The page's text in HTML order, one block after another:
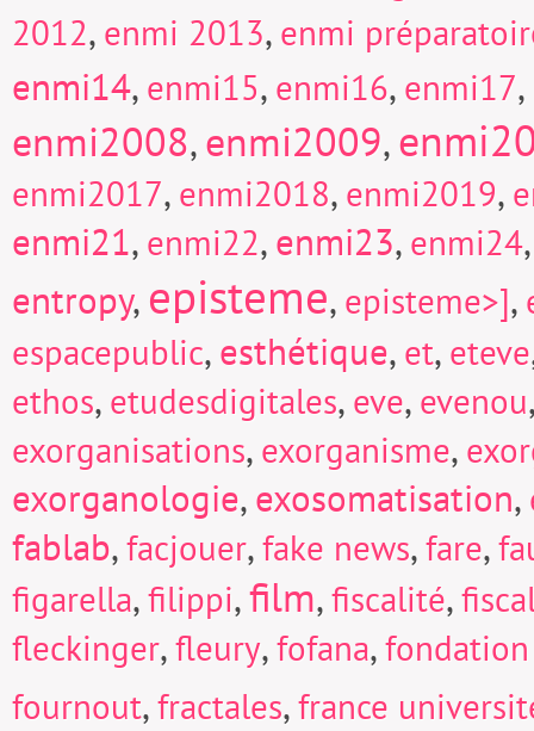
2012, enmi 2013, enmi
enmi14, enmi15, enmi16, enmi17,
enmi2008,enmi2009,
enmi2017, enmi2018, enmi2019,
enmi21, enmi22,enmi23, enmi24
entropy, episteme, episteme>],
espacepublic,esthétique, et, eteve
ethos, etudesdigitales, eve, evenou
exorganisations, exorganisme,
exorganologie,exosomatisation,
fablab,facjouer,fake news,fare,
figarella,filippi,film,fiscalité,
fleckinger,fleury,fofana,
fournout,fractales,france